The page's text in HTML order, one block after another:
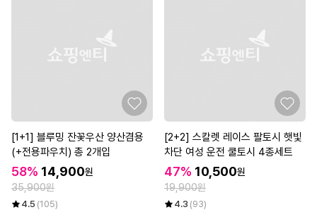
[1+1] 블루밍 잔꽃우산 양산겸용
(+전용파우치) 총 2개입
58% 14,900원
35,900원
4.5 (105)
[2+2] 스칼렛 레이스 팔토시 햇빛
차단 여성 운전 쿨토시 4종세트
47% 10,500원
19,900원
4.3 (93)